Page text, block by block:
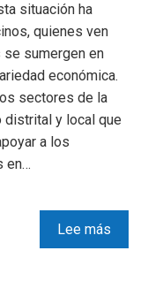
situación ha
quienes ven
sumergen en
económica.
sectores de la
distrital y local que
a los
en…
Lee más